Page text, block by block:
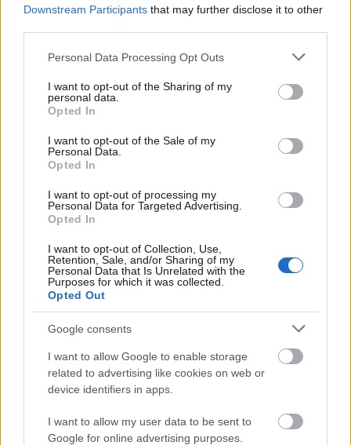
Downstream Participants that may further disclose it to other
Please note that this website/app uses one or more Google
not limited to your visit or usage behaviour. You may click to
grant or deny consent to Google and its third-party tags to
use your data for below specified purposes in below Google
consent section.
Personal Data Processing Opt Outs
I want to opt-out of the Sharing of my
personal data.
Opted In
I want to opt-out of the Sale of my
Personal Data.
Opted In
I want to opt-out of processing my
Personal Data for Targeted Advertising.
Opted In
I want to opt-out of Collection, Use,
Retention, Sale, and/or Sharing of my
Personal Data that Is Unrelated with the
Purposes for which it was collected.
Opted Out
Google consents
I want to allow Google to enable storage
related to advertising like cookies on web or
device identifiers in apps.
I want to allow my user data to be sent to
Google for online advertising purposes.
3. Design Museum
Ha Londonban jársz, mindenképpen látogass el a
Design Museumba, itt ugyanis a világ
össze, ráadásul még a divat szerelmeseire is
gondoltak.